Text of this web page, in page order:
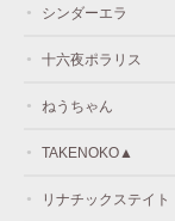
シンダーエラ
十六夜ポラリス
ねうちゃん
TAKENOKO▲
リナチックステイト